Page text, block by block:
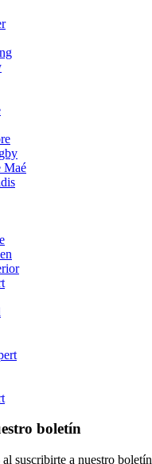
Maé
boletín
suscribirte a nuestro boletín